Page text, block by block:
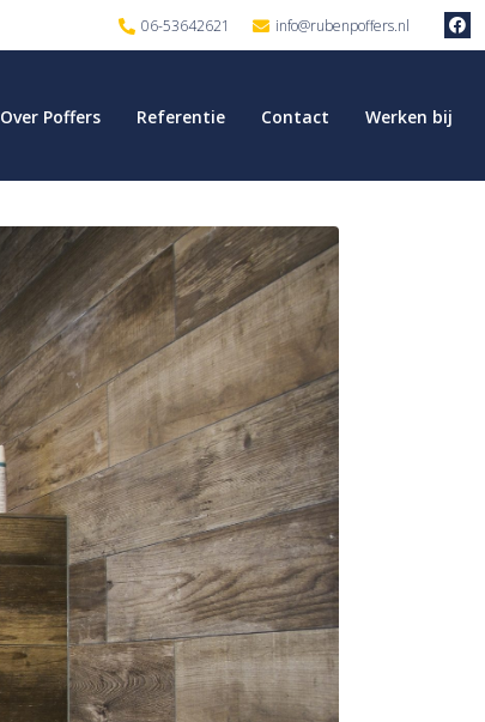
06-53642621 info@rubenpoffers.nl
Over Poffers Referentie Contact Werken bij